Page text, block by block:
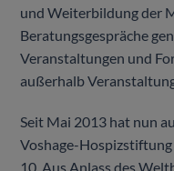
und Weiterbildung der
Beratungsgespräche
Veranstaltungen und
außerhalb
Seit Mai 2013 hat nun
Voshage-
10. Aus Anlass des